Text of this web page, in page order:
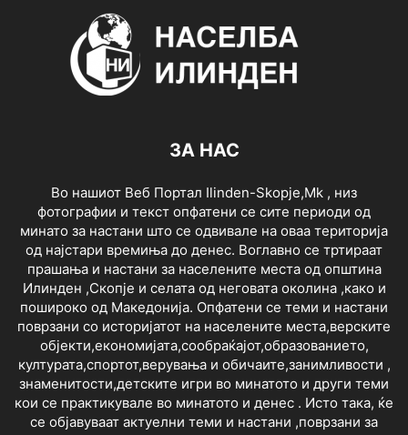
ЗА НАС
Во нашиот Веб Портал Ilinden-Skopje,Mk , низ
фотографии и текст опфатени се сите периоди од
минато за настани што се одвивале на оваа територија
од најстари времиња до денес. Воглавно се тртираат
прашања и настани за населените места од општина
Илинден ,Скопје и селата од неговата околина ,како и
пошироко од Македонија. Опфатени се теми и настани
поврзани со историјатот на населените места,верските
објекти,економијата,сообраќајот,образованието,
културата,спортот,верувања и обичаите,занимливости ,
знаменитости,детските игри во минатото и други теми
кои се практикувале во минатото и денес . Исто така, ќе
се објавуваат актуелни теми и настани ,поврзани за